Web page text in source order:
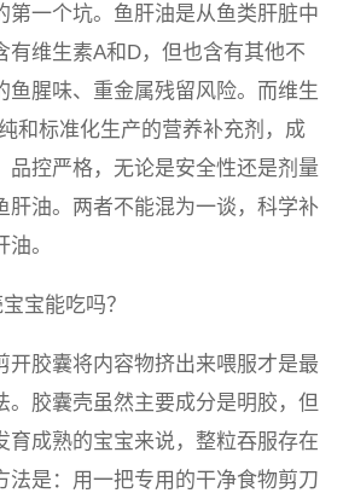
第一个坑。鱼肝油是从鱼类肝脏中
有维生素A和D，但也含有其他不
鱼腥味、重金属残留风险。而维生
和标准化生产的营养补充剂，成
品控严格，无论是安全性还是剂量
肝油。两者不能混为一谈，科学补
。
宝能吃吗？
开胶囊将内容物挤出来喂服才是最
。胶囊壳虽然主要成分是明胶，但
育成熟的宝宝来说，整粒吞服存在
法是：用一把专用的干净食物剪刀